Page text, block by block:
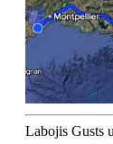
Labojis Gusts